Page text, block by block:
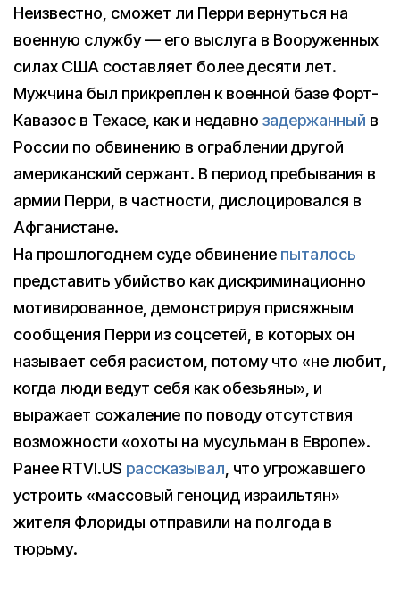
Неизвестно, сможет ли Перри вернуться на
военную службу — его выслуга в Вооруженных
силах США составляет более десяти лет.
Мужчина был прикреплен к военной базе Форт-
Кавазос в Техасе, как и недавно задержанный в
России по обвинению в ограблении другой
американский сержант. В период пребывания в
армии Перри, в частности, дислоцировался в
Афганистане.
На прошлогоднем суде обвинение пыталось
представить убийство как дискриминационно
мотивированное, демонстрируя присяжным
сообщения Перри из соцсетей, в которых он
называет себя расистом, потому что «не любит,
когда люди ведут себя как обезьяны», и
выражает сожаление по поводу отсутствия
возможности «охоты на мусульман в Европе».
Ранее RTVI.US рассказывал, что угрожавшего
устроить «массовый геноцид израильтян»
жителя Флориды отправили на полгода в
тюрьму.